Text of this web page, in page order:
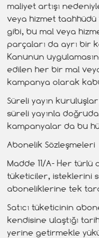
maliyet artışı
veya hizmet taahhüdü
gibi, bu mal veya
parçaları da ayrı bir
Kanunun
edilen her bir mal
kampanya olarak
Süreli yayın
süreli yayınla
kampanyalar da bu
Abonelik Sözleşmeleri
Madde 11/A- Her
tüketiciler, isteklerini
aboneliklerine tek
Satıcı tüketicinin
kendisine ulaştığı
yerine getirmekle